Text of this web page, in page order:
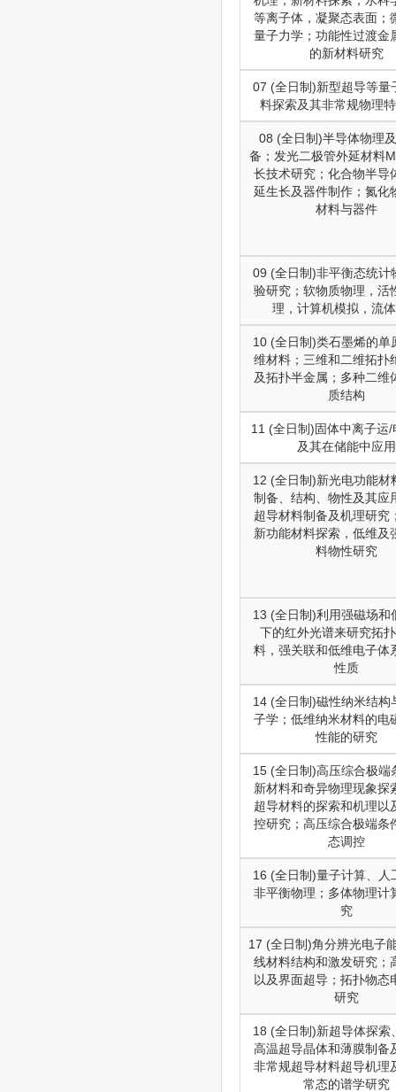
等离子体，凝聚态表面；
量子力学；功能性过渡金
的新材料研究
07 (全日制)新型超导等量
料探索及其非常规物理
08 (全日制)半导体物理
备；发光二极管外延材料
长技术研究；化合物半导
延生长及器件制作；氮化
材料与器件
09 (全日制)非平衡态统计
验研究；软物质物理，活
理，计算机模拟，流
10 (全日制)类石墨烯的单
维材料；三维和二维拓扑
及拓扑半金属；多种二维
质结构
11 (全日制)固体中离子运/
及其在储能中应用
12 (全日制)新光电功能材
制备、结构、物性及其应
超导材料制备及机理研究
新功能材料探索，低维及
料物性研究
13 (全日制)利用强磁场和
下的红外光谱来研究拓
料，强关联和低维电子体
性质
14 (全日制)磁性纳米结构
子学；低维纳米材料的电
性能的研究
15 (全日制)高压综合极端
新材料和奇异物理现象探
超导材料的探索和机理以
控研究；高压综合极端条
态调控
16 (全日制)量子计算、人
非平衡物理；多体物理计
究
17 (全日制)角分辨光电子
线材料结构和激发研究；
以及界面超导；拓扑物态
研究
18 (全日制)新超导体探索
高温超导晶体和薄膜制备
非常规超导材料超导机理
常态的谱学研究